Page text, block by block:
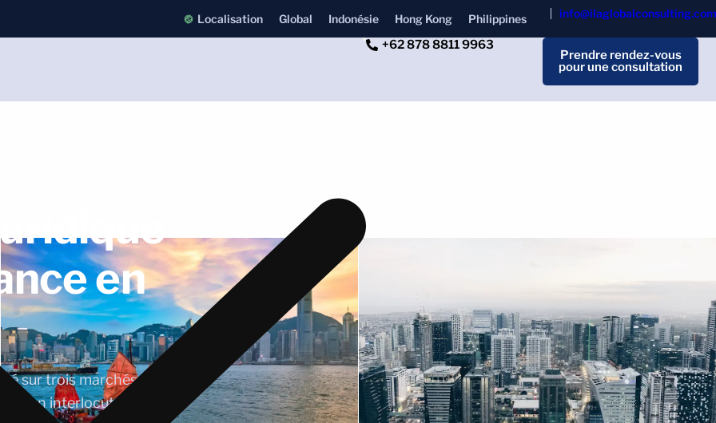
Localisation Global Indonésie Hong Kong Philippines info@ilaglobalconsulting.com
+62 878 8811 9963
Prendre rendez-vous
pour une consultation
en
sur trois marchés clés
un interlocuteur